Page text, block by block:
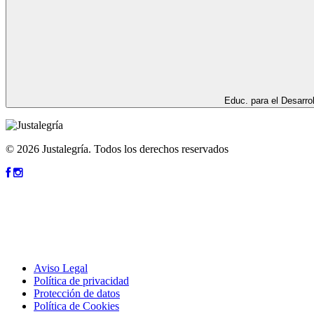
Educ. para el
© 2026 Justalegría. Todos los derechos reservados
Aviso Legal
Política de privacidad
Protección de datos
Política de Cookies